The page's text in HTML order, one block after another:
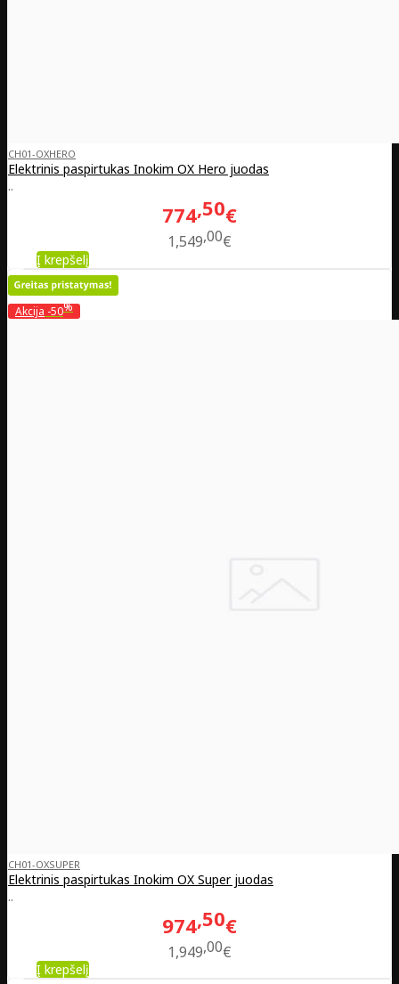
CH01-OXHERO
Elektrinis paspirtukas Inokim OX Hero juodas
..
774 50€
1,549 00€
Į krepšelį
Akcija -50%
CH01-OXSUPER
Elektrinis paspirtukas Inokim OX Super juodas
..
974 50€
1,949 00€
Į krepšelį